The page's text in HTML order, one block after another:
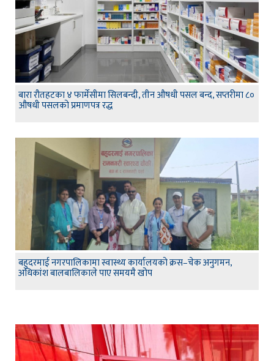
बारा रौतहटका ४ फार्मेसीमा सिलबन्दी, तीन औषधी पसल बन्द, सप्तरीमा ८०
औषधी पसलको प्रमाणपत्र रद्ध
बहुदरमाई नगरपालिकामा स्वास्थ्य कार्यालयको क्रस–चेक अनुगमन,
अधिकांश बालबालिकाले पाए समयमै खोप